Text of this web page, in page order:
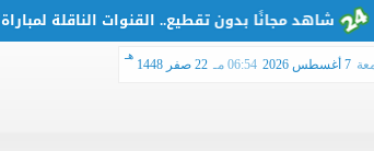
شاهد مجانًا بدون تقطيع.. القنوات الناقلة لمباراة
7 أغسطس 2026 06:54 مـ 22 صفر 1448
هـ